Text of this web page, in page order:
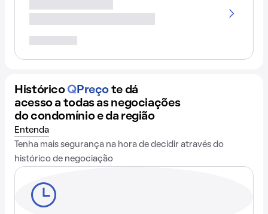
Histórico QPreço te dá
acesso a todas as negociações
do condomínio e da região
Entenda
Tenha mais segurança na hora de decidir através do
histórico de negociação